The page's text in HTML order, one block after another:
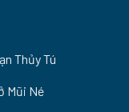
Thủy Tú
Mũi Né